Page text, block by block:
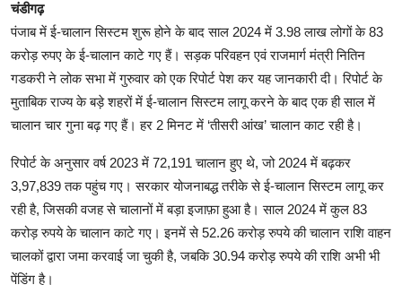
चंडीगढ़
पंजाब में ई-चालान सिस्टम शुरू होने के बाद साल 2024 में 3.98 लाख लोगों के 83
करोड़ रुपए के ई-चालान काटे गए हैं। सड़क परिवहन एवं राजमार्ग मंत्री नितिन
गडकरी ने लोक सभा में गुरुवार को एक रिपोर्ट पेश कर यह जानकारी दी। रिपोर्ट के
मुताबिक राज्य के बड़े शहरों में ई-चालान सिस्टम लागू करने के बाद एक ही साल में
चालान चार गुना बढ़ गए हैं। हर 2 मिनट में ‘तीसरी आंख’ चालान काट रही है।
रिपोर्ट के अनुसार वर्ष 2023 में 72,191 चालान हुए थे, जो 2024 में बढ़कर
3,97,839 तक पहुंच गए। सरकार योजनाबद्ध तरीके से ई-चालान सिस्टम लागू कर
रही है, जिसकी वजह से चालानों में बड़ा इजाफ़ा हुआ है। साल 2024 में कुल 83
करोड़ रुपये के चालान काटे गए। इनमें से 52.26 करोड़ रुपये की चालान राशि वाहन
चालकों द्वारा जमा करवाई जा चुकी है, जबकि 30.94 करोड़ रुपये की राशि अभी भी
पेंडिंग है।